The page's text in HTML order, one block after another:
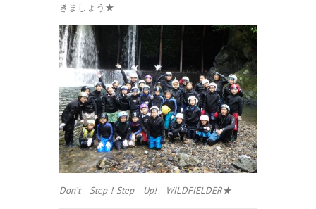
きましょう★
Don’t Step！Step Up! WILDFIELDER★